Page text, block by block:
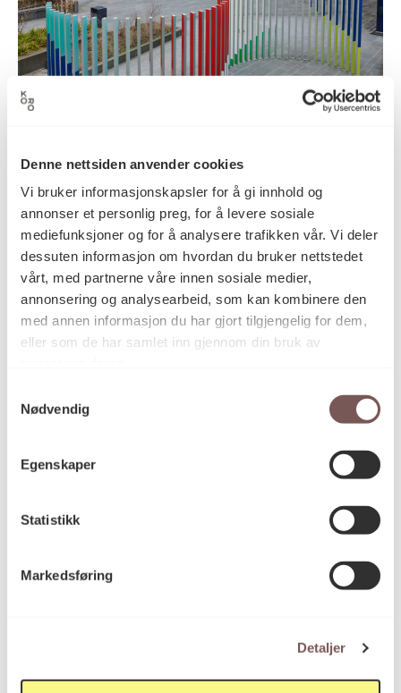
Denne nettsiden anvender cookies
Vi bruker informasjonskapsler for å gi innhold og
annonser et personlig preg, for å levere sosiale
mediefunksjoner og for å analysere trafikken vår. Vi deler
dessuten informasjon om hvordan du bruker nettstedet
vårt, med partnerne våre innen sosiale medier,
annonsering og analysearbeid, som kan kombinere den
med annen informasjon du har gjort tilgjengelig for dem,
eller som de har samlet inn gjennom din bruk av
Nødvendig
Egenskaper
Statistikk
Markedsføring
Detaljer
Sinus
Edith Lundebrekke
Edith Lundebrekke